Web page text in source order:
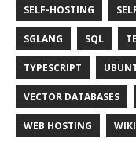
SELF-HOSTING
SGLANG SQL
TYPESCRIPT
VECTOR DATABASES
WEB HOSTING WIKI